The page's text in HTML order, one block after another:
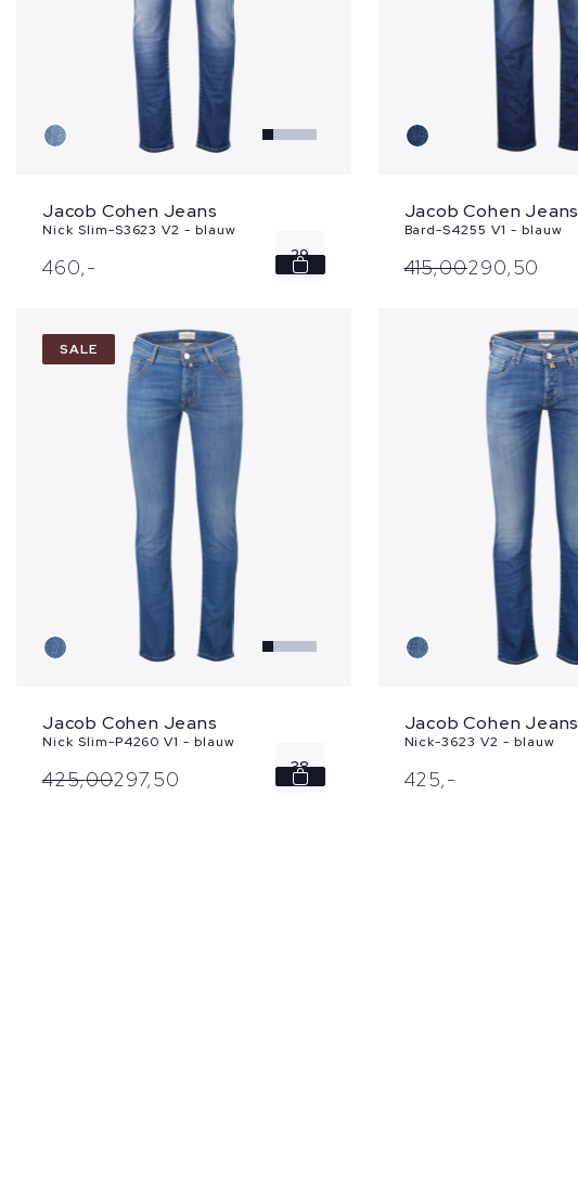
Jacob Cohen Jeans
Nick Slim-S3623 V2 - blauw
460,- 29
Jacob Cohen Jeans
Bard-S4255 V1 - blauw
415,00290,50
SALE
Jacob Cohen Jeans
Nick Slim-P4260 V1 - blauw
425,00297,50 38
Jacob Cohen Jeans
Nick-3623 V2 - blauw
425,-